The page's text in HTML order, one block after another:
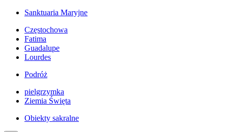
Sanktuaria Maryjne
Częstochowa
Fatima
Guadalupe
Lourdes
Podróż
pielgrzymka
Ziemia Święta
Obiekty sakralne